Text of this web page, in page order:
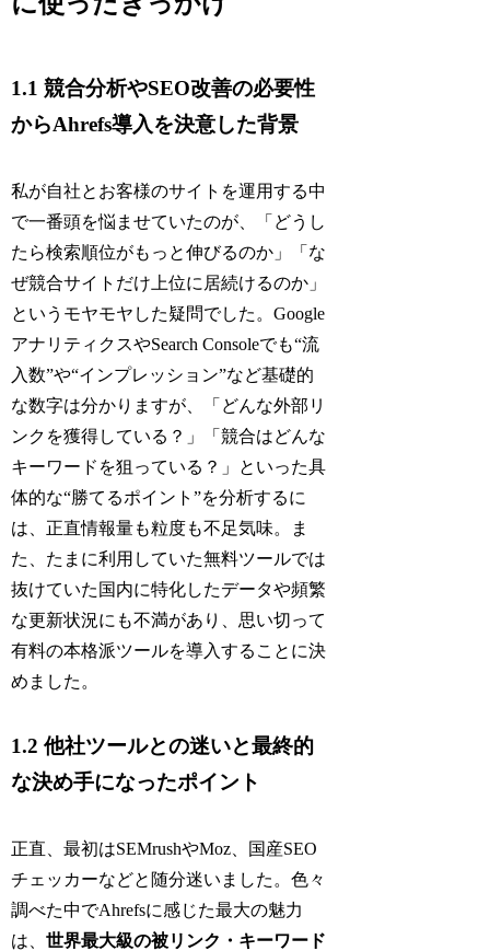
1.1 競合分析やSEO改善の必要性
からAhrefs導入を決意した背景
私が自社とお客様のサイトを運用する中
で一番頭を悩ませていたのが、「どうし
たら検索順位がもっと伸びるのか」「な
ぜ競合サイトだけ上位に居続けるのか」
というモヤモヤした疑問でした。Google
アナリティクスやSearch Consoleでも“流
入数”や“インプレッション”など基礎的
な数字は分かりますが、「どんな外部リ
ンクを獲得している？」「競合はどんな
キーワードを狙っている？」といった具
体的な“勝てるポイント”を分析するに
は、正直情報量も粒度も不足気味。ま
た、たまに利用していた無料ツールでは
抜けていた国内に特化したデータや頻繁
な更新状況にも不満があり、思い切って
有料の本格派ツールを導入することに決
めました。
1.2 他社ツールとの迷いと最終的
な決め手になったポイント
正直、最初はSEMrushやMoz、国産SEO
チェッカーなどと随分迷いました。色々
調べた中でAhrefsに感じた最大の魅力
は、世界最大級の被リンク・キーワード